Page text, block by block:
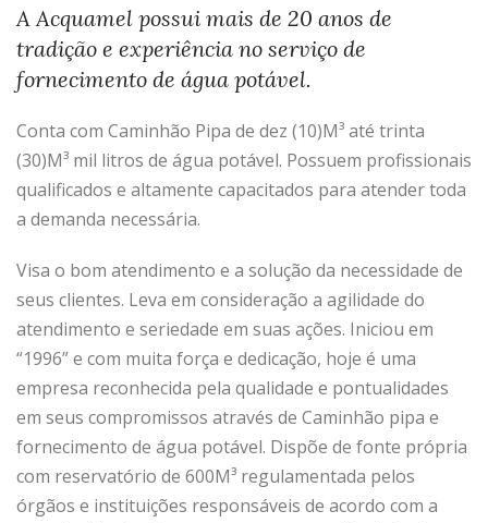
A Acquamel possui mais de 20 anos de
tradição e experiência no serviço de
fornecimento de água potável.
Conta com Caminhão Pipa de dez (10)M³ até trinta
(30)M³ mil litros de água potável. Possuem profissionais
qualificados e altamente capacitados para atender toda
a demanda necessária.
Visa o bom atendimento e a solução da necessidade de
seus clientes. Leva em consideração a agilidade do
atendimento e seriedade em suas ações. Iniciou em
“1996” e com muita força e dedicação, hoje é uma
empresa reconhecida pela qualidade e pontualidades
em seus compromissos através de Caminhão pipa e
fornecimento de água potável. Dispõe de fonte própria
com reservatório de 600M³ regulamentada pelos
órgãos e instituições responsáveis de acordo com a